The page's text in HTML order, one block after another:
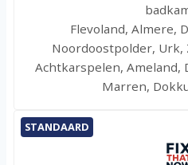
Flevoland, Almere,
Noordoostpolder, Urk,
Achtkarspelen, Ameland,
Marren,
STANDAARD